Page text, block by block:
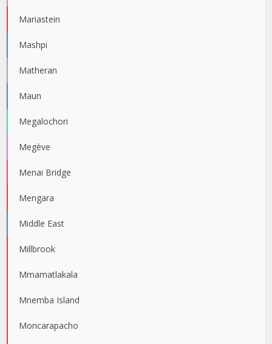
Mariastein
Mashpi
Matheran
Maun
Megalochori
Megève
Menai Bridge
Mengara
Middle East
Millbrook
Mmamatlakala
Mnemba Island
Moncarapacho